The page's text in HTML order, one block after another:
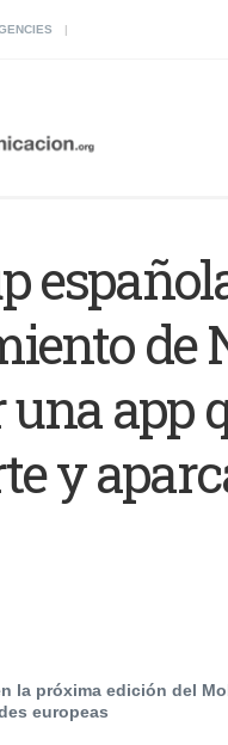
de
app
y
la próxima edición del
europeas